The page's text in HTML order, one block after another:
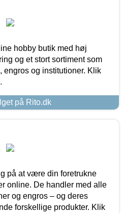
hobby butik med høj
og et stort sortiment som
og institutioner. Klik
på Rito.dk
på at være din foretrukne
online. De handler med alle
og engros – og deres
forskellige produkter. Klik